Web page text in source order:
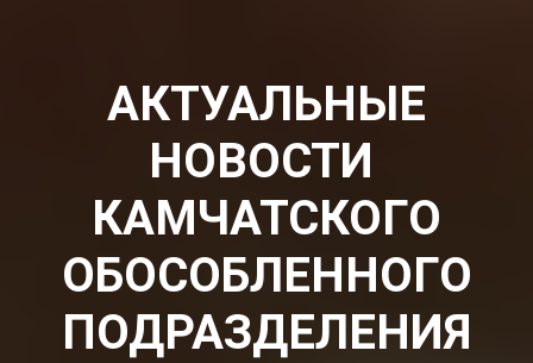
АКТУАЛЬНЫЕ
НОВОСТИ
КАМЧАТСКОГО
ОБОСОБЛЕННОГО
ПОДРАЗДЕЛЕНИЯ